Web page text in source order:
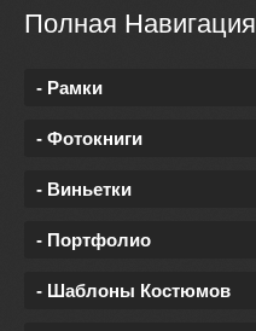
Полная Навигация
- Рамки
- Фотокниги
- Виньетки
- Портфолио
- Шаблоны Костюмов